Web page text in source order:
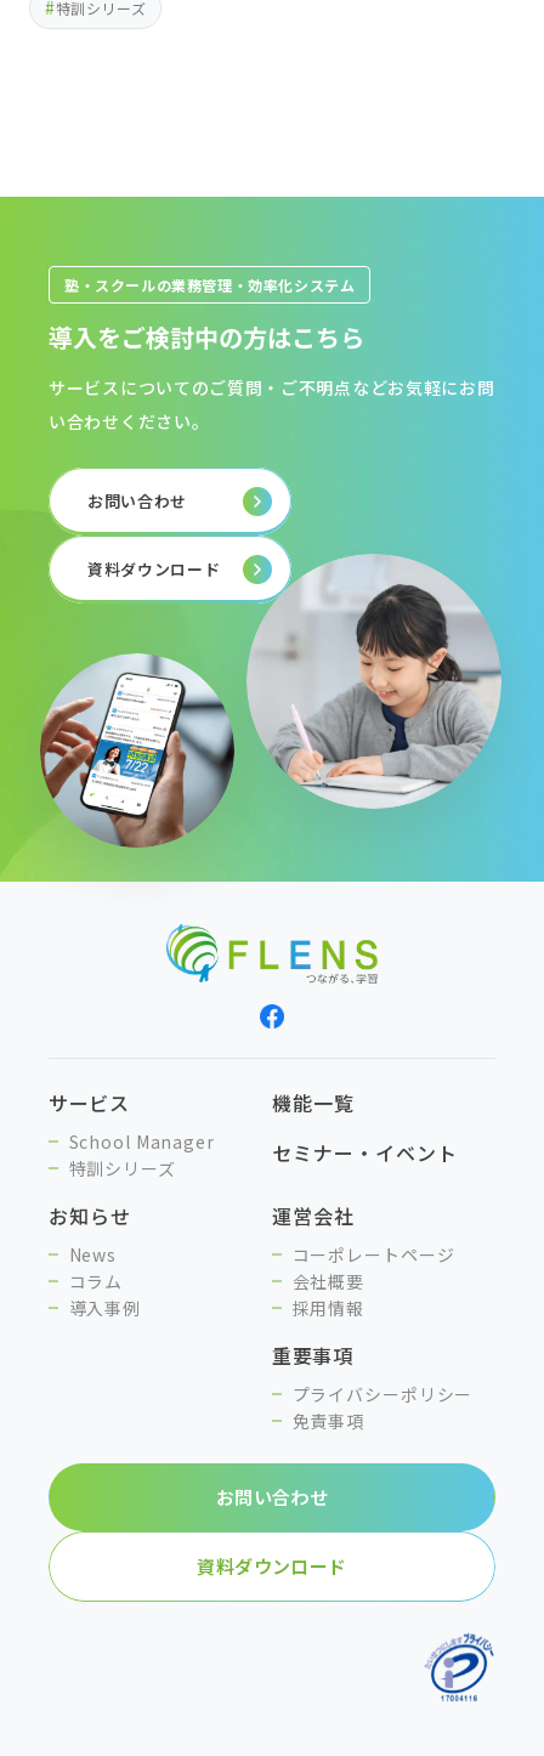
特訓シリーズ
塾・スクールの業務管理・効率化システム
導入をご検討中の方はこちら
サービスについてのご質問・ご不明点などお気軽にお問
い合わせください。
お問い合わせ
資料ダウンロード
サービス
School Manager
特訓シリーズ
機能一覧
セミナー・イベント
お知らせ
News
コラム
導入事例
運営会社
コーポレートページ
会社概要
採用情報
重要事項
プライバシーポリシー
免責事項
お問い合わせ
資料ダウンロード